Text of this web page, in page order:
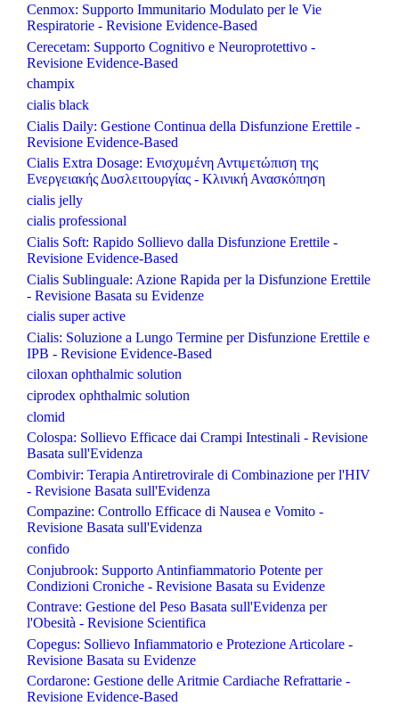
Cenmox: Supporto Immunitario Modulato per le Vie
Respiratorie - Revisione Evidence-Based
Cerecetam: Supporto Cognitivo e Neuroprotettivo -
Revisione Evidence-Based
champix
cialis black
Cialis Daily: Gestione Continua della Disfunzione Erettile -
Revisione Evidence-Based
Cialis Extra Dosage: Ενισχυμένη Αντιμετώπιση της
Ενεργειακής Δυσλειτουργίας - Κλινική Ανασκόπηση
cialis jelly
cialis professional
Cialis Soft: Rapido Sollievo dalla Disfunzione Erettile -
Revisione Evidence-Based
Cialis Sublinguale: Azione Rapida per la Disfunzione Erettile
- Revisione Basata su Evidenze
cialis super active
Cialis: Soluzione a Lungo Termine per Disfunzione Erettile e
IPB - Revisione Evidence-Based
ciloxan ophthalmic solution
ciprodex ophthalmic solution
clomid
Colospa: Sollievo Efficace dai Crampi Intestinali - Revisione
Basata sull'Evidenza
Combivir: Terapia Antiretrovirale di Combinazione per l'HIV
- Revisione Basata sull'Evidenza
Compazine: Controllo Efficace di Nausea e Vomito -
Revisione Basata sull'Evidenza
confido
Conjubrook: Supporto Antinfiammatorio Potente per
Condizioni Croniche - Revisione Basata su Evidenze
Contrave: Gestione del Peso Basata sull'Evidenza per
l'Obesità - Revisione Scientifica
Copegus: Sollievo Infiammatorio e Protezione Articolare -
Revisione Basata su Evidenze
Cordarone: Gestione delle Aritmie Cardiache Refrattarie -
Revisione Evidence-Based